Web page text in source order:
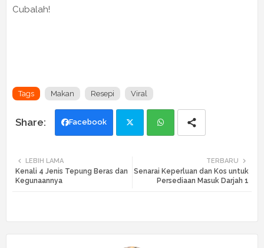
Cubalah!
Tags Makan Resepi Viral
Facebook
tte ats
TERBARU
Senarai Keperluan dan Kos untuk
Persediaan Masuk Darjah 1
LEBIH LAMA
Kenali 4 Jenis Tepung Beras dan
Kegunaannya